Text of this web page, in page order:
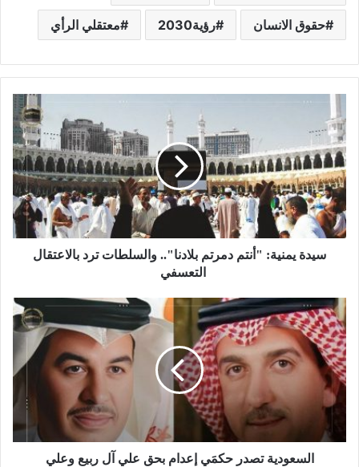
حقوق الانسان رؤية2030 معتقلي الرأي
سيدة يمنية: "أنتم دمرتم بلادنا".. والسلطات ترد بالاعتقال
التعسفي
السعودية تصدر حكمَي إعدام بحق علي آل ربيع وعلي